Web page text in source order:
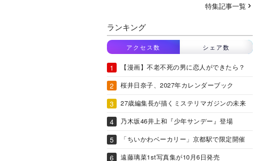
特集記事一覧
ランキング
アクセス数 シェア数
【漫画】不老不死の男に恋人ができたら？
桜井日奈子、2027年カレンダーブック
27歳編集長が描くミステリマガジンの未来
乃木坂46井上和『少年サンデー』登場
「ちいかわベーカリー」京都駅で限定開催
遠藤璃菜1st写真集が10月6日発売